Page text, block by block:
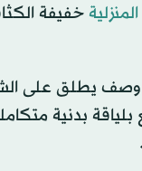
خفيفة
وصف يطلق على
بدنية